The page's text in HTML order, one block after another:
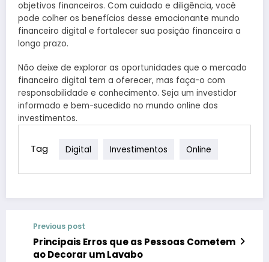
objetivos financeiros. Com cuidado e diligência, você
pode colher os benefícios desse emocionante mundo
financeiro digital e fortalecer sua posição financeira a
longo prazo.
Não deixe de explorar as oportunidades que o mercado
financeiro digital tem a oferecer, mas faça-o com
responsabilidade e conhecimento. Seja um investidor
informado e bem-sucedido no mundo online dos
investimentos.
Tag Digital Investimentos Online
Previous post
Principais Erros que as Pessoas Cometem
ao Decorar um Lavabo